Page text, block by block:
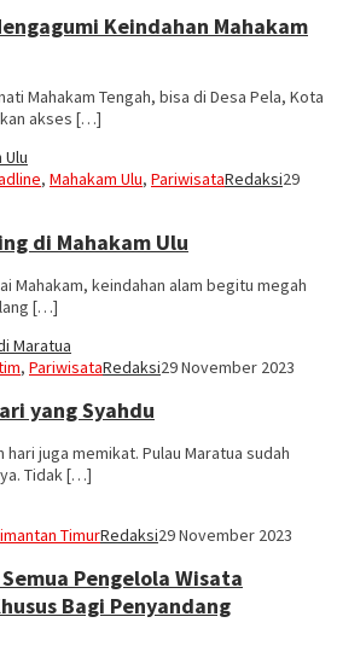
Keindahan Mahakam
Mahakam Tengah, bisa di Desa Pela, Kota
akses […]
, Mahakam Ulu, PariwisataRedaksi29
di Mahakam Ulu
Mahakam, keindahan alam begitu megah
[…]
, PariwisataRedaksi29 November 2023
yang Syahdu
hari juga memikat. Pulau Maratua sudah
Tidak […]
TimurRedaksi29 November 2023
Pengelola Wisata
Bagi Penyandang